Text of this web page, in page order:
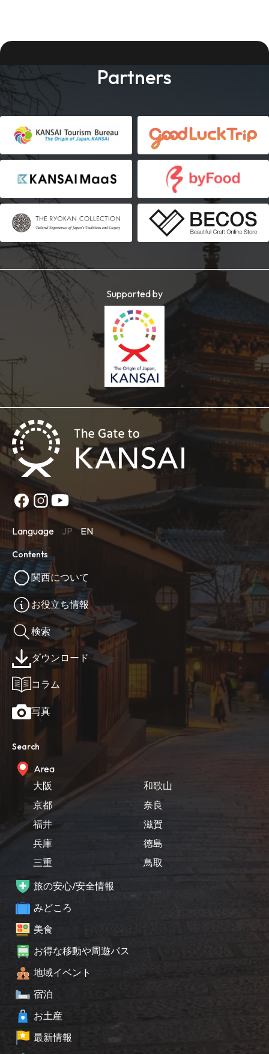
Partners
Supported by
Language JP EN
Contents
関西について
お役立ち情報
検索
ダウンロード
コラム
写真
Search
Area
大阪
京都
福井
兵庫
三重
和歌山
奈良
滋賀
徳島
鳥取
旅の安心/安全情報
みどころ
美食
お得な移動や周遊パス
地域イベント
宿泊
お土産
最新情報